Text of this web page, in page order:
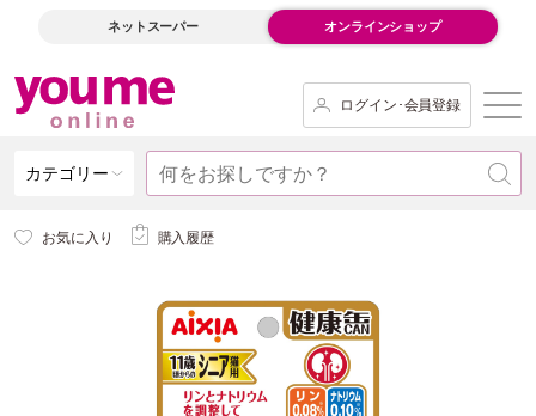
ネットスーパー オンラインショップ
ログイン･会員登録
カテゴリー
お気に入り 購入履歴